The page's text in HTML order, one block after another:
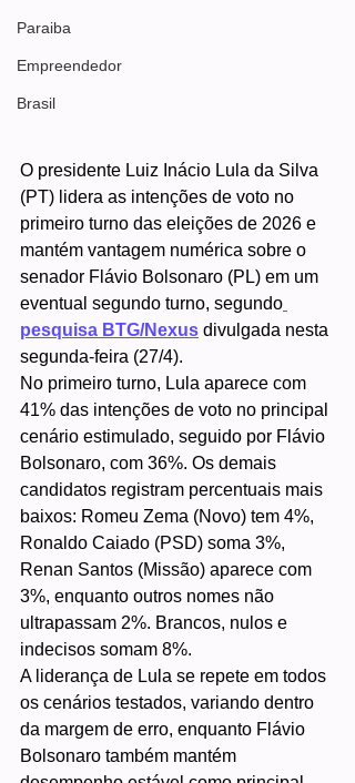
Paraiba
Empreendedor
Brasil
O presidente Luiz Inácio Lula da Silva
(PT) lidera as intenções de voto no
primeiro turno das eleições de 2026 e
mantém vantagem numérica sobre o
senador Flávio Bolsonaro (PL) em um
eventual segundo turno, segundo
pesquisa BTG/Nexus divulgada nesta
segunda-feira (27/4).
No primeiro turno, Lula aparece com
41% das intenções de voto no principal
cenário estimulado, seguido por Flávio
Bolsonaro, com 36%. Os demais
candidatos registram percentuais mais
baixos: Romeu Zema (Novo) tem 4%,
Ronaldo Caiado (PSD) soma 3%,
Renan Santos (Missão) aparece com
3%, enquanto outros nomes não
ultrapassam 2%. Brancos, nulos e
indecisos somam 8%.
A liderança de Lula se repete em todos
os cenários testados, variando dentro
da margem de erro, enquanto Flávio
Bolsonaro também mantém